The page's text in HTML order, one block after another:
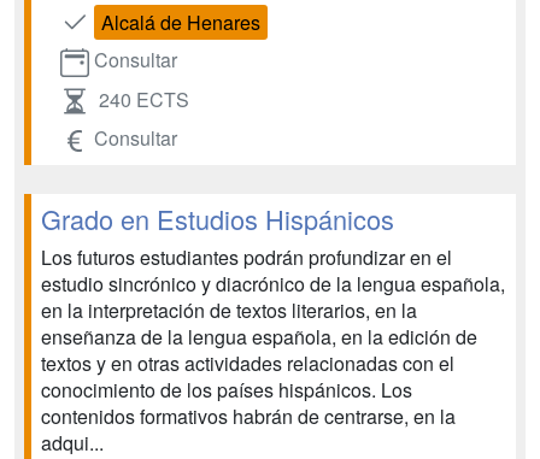
Alcalá de Henares
Consultar
240 ECTS
Consultar
Grado en Estudios Hispánicos
Los futuros estudiantes podrán profundizar en el
estudio sincrónico y diacrónico de la lengua española,
en la interpretación de textos literarios, en la
enseñanza de la lengua española, en la edición de
textos y en otras actividades relacionadas con el
conocimiento de los países hispánicos. Los
contenidos formativos habrán de centrarse, en la
adqui...